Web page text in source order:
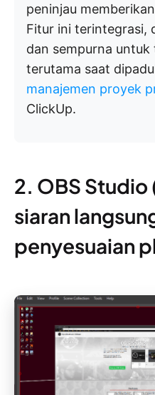
peninjau
Fitur ini terintegrasi,
dan sempurna
terutama saat
manajemen proyek
ClickUp.
2. OBS Studio
siaran
penyesuaian